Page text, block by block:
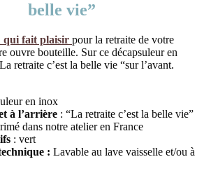
belle vie”
qui fait plaisir pour la retraite de votre
ouvre bouteille. Sur ce décapsuleur en
retraite c’est la belle vie “sur l’avant.
en inox
à l’arrière : “La retraite c’est la belle vie”
dans notre atelier en France
: vert
: Lavable au lave vaisselle et/ou à